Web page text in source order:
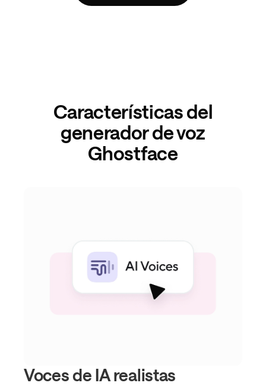
Características del
generador de voz
Ghostface
Voces de IA realistas